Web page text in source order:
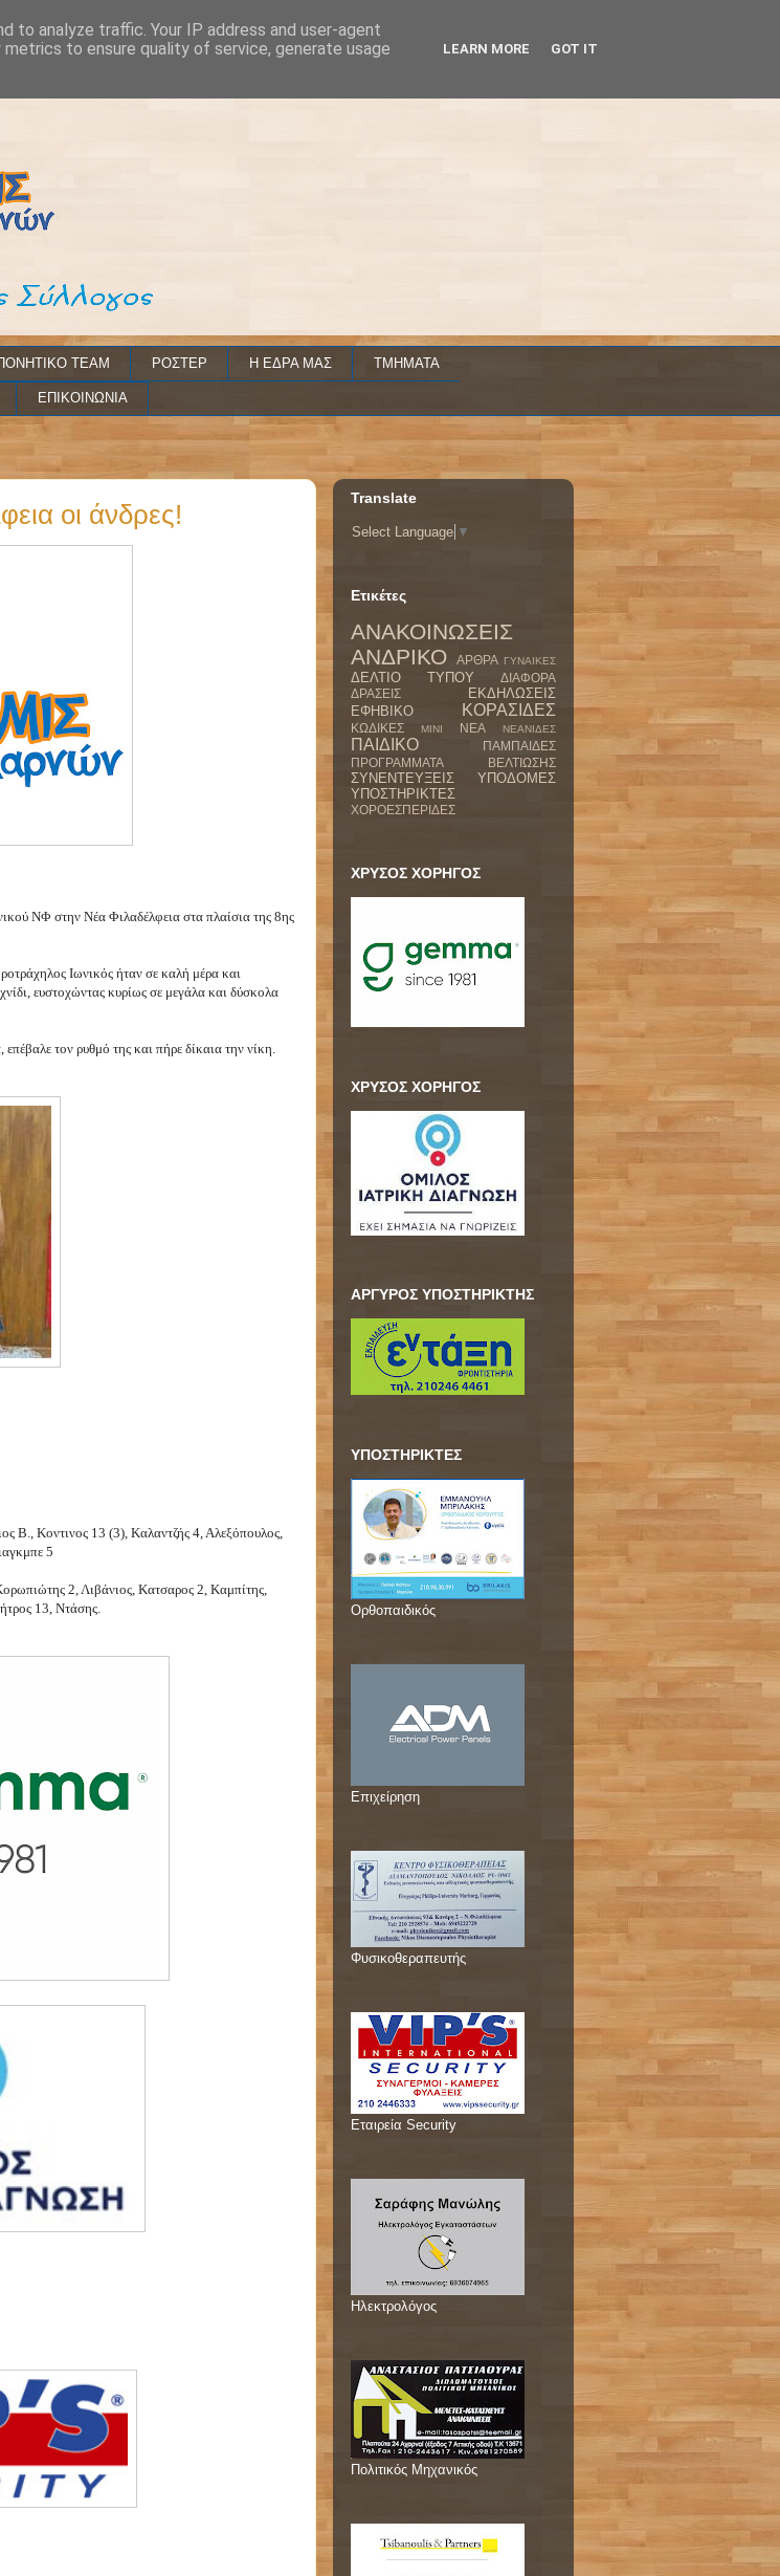
TEAM ΡΟΣΤΕΡ Η ΕΔΡΑ ΜΑΣ ΤΜΗΜΑΤΑ
ΕΠΙΚΟΙΝΩΝΙΑ
οι άνδρες!
ΝΦ στην Νέα Φιλαδέλφεια στα πλαίσια της 8ης
Ιωνικός ήταν σε καλή μέρα και
ευστοχώντας κυρίως σε μεγάλα και δύσκολα
τον ρυθμό της και πήρε δίκαια την νίκη.
Β., Κοντινος 13 (3), Καλαντζής 4, Αλεξόπουλος,
5
2, Λιβάνιος, Κατσαρος 2, Καμπίτης,
13, Ντάσης.
Translate
Select Language ▼
Ετικέτες
ΑΝΑΚΟΙΝΩΣΕΙΣ
ΑΝΔΡΙΚΟ
ΑΡΘΡΑ ΓΥΝΑΙΚΕΣ
ΔΕΛΤΙΟ ΤΥΠΟΥ
ΔΙΑΦΟΡΑ
ΔΡΑΣΕΙΣ
ΕΚΔΗΛΩΣΕΙΣ
ΕΦΗΒΙΚΟ
ΚΟΡΑΣΙΔΕΣ
ΚΩΔΙΚΕΣ ΜΙΝΙ ΝΕΑ ΝΕΑΝΙΔΕΣ
ΠΑΙΔΙΚΟ
ΠΑΜΠΑΙΔΕΣ
ΠΡΟΓΡΑΜΜΑΤΑ ΒΕΛΤΙΩΣΗΣ
ΣΥΝΕΝΤΕΥΞΕΙΣ
ΥΠΟΔΟΜΕΣ
ΥΠΟΣΤΗΡΙΚΤΕΣ
ΧΟΡΟΕΣΠΕΡΙΔΕΣ
ΧΡΥΣΟΣ ΧΟΡΗΓΟΣ
ΧΡΥΣΟΣ ΧΟΡΗΓΟΣ
ΑΡΓΥΡΟΣ ΥΠΟΣΤΗΡΙΚΤΗΣ
ΥΠΟΣΤΗΡΙΚΤΕΣ
Ορθοπαιδικός
Επιχείρηση
Φυσικοθεραπευτής
Εταιρεία Security
Ηλεκτρολόγος
Πολιτικός Μηχανικός
to analyze traffic. Your IP address and user-agent
to ensure quality of service, generate usage
LEARN MORE GOT IT